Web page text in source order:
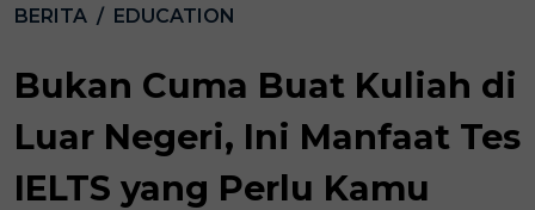
BERITA EDUCATION
Bukan Cuma Buat Kuliah di
Luar Negeri, Ini Manfaat Tes
IELTS yang Perlu Kamu